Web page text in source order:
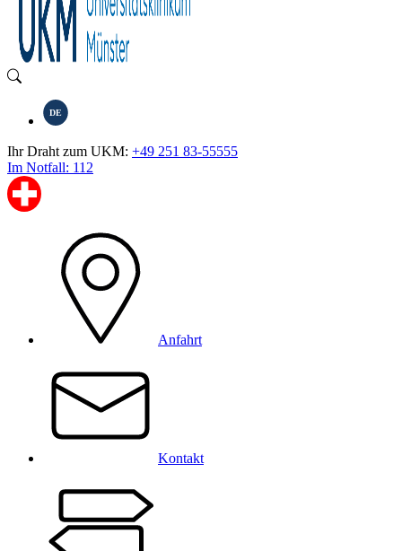
DE
Ihr Draht zum UKM: +49 251 83-55555
Im Notfall: 112
Anfahrt
Kontakt